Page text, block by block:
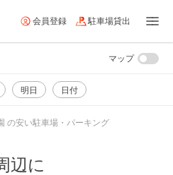
会員登録 駐車場貸出
明日 日付
マップ
の安い駐車場・パーキング
辺に